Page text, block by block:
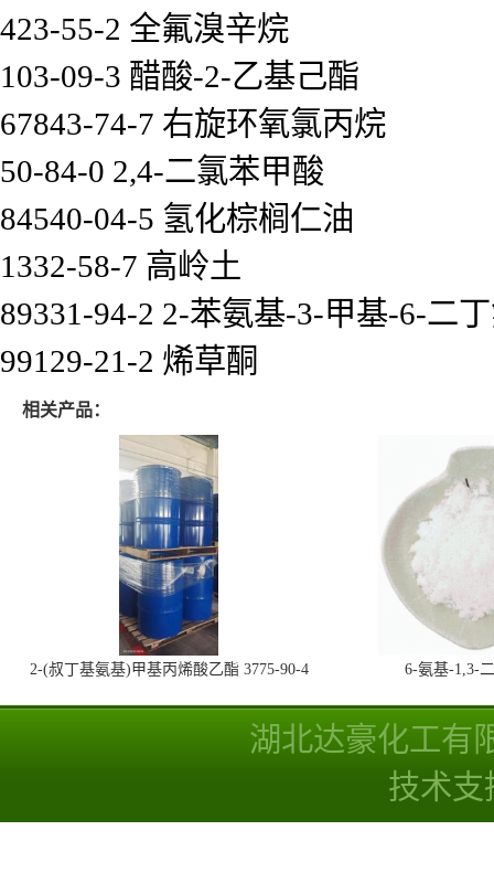
423-55-2 全氟溴辛烷
103-09-3 醋酸-2-乙基己酯
67843-74-7 右旋环氧氯丙烷
50-84-0 2,4-二氯苯甲酸
84540-04-5 氢化棕榈仁油
1332-58-7 高岭土
89331-94-2 2-苯氨基-3-甲基-6-二
99129-21-2 烯草酮
相关产品：
2-(叔丁基氨基)甲基丙烯酸乙酯 3775-90-4 6-氨基-1,3-
湖北达豪化工有
技术